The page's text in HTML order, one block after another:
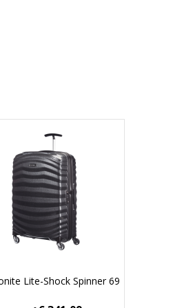
Lite-Shock Spinner 69